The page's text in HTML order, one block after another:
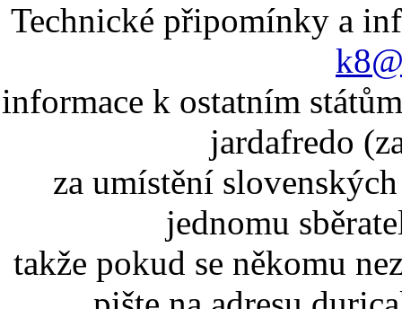
Technické připomínky a
informace k ostatním
jardafredo
za umístění
jednomu
takže pokud se někomu